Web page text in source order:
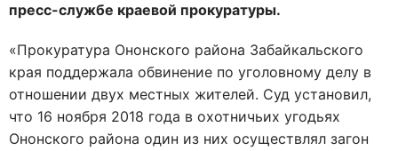
пресс-службе краевой прокуратуры.
«Прокуратура Ононского района Забайкальского
края поддержала обвинение по уголовному делу в
отношении двух местных жителей. Суд установил,
что 16 ноября 2018 года в охотничьих угодьях
Ононского района один из них осуществлял загон